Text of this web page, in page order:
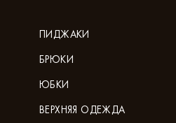
ПИДЖАКИ
БРЮКИ
ЮБКИ
ВЕРХНЯЯ ОДЕЖДА